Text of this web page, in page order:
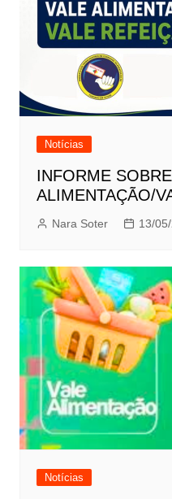
Notícias
INFORME
ALIMENTAÇÃO/
Nara Soter 13/
Notícias